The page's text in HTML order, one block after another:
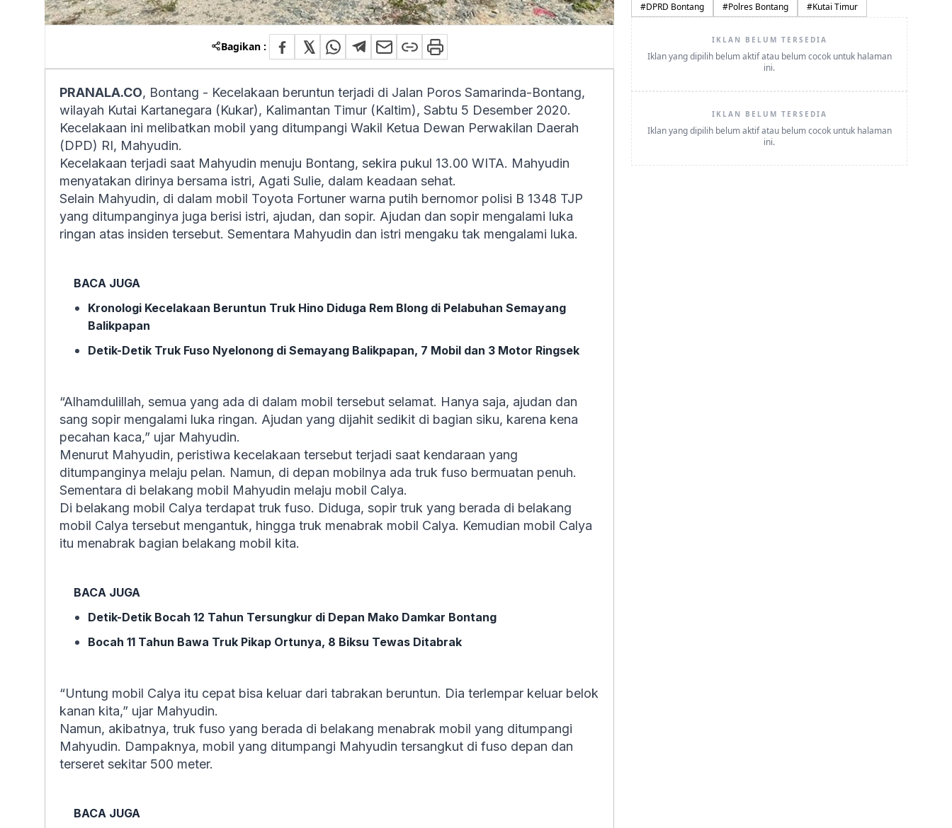
Bagikan :
PRANALA.CO, Bontang - Kecelakaan beruntun terjadi di Jalan Poros Samarinda-Bontang,
wilayah Kutai Kartanegara (Kukar), Kalimantan Timur (Kaltim), Sabtu 5 Desember 2020.
Kecelakaan ini melibatkan mobil yang ditumpangi Wakil Ketua Dewan Perwakilan Daerah
(DPD) RI, Mahyudin.
Kecelakaan terjadi saat Mahyudin menuju Bontang, sekira pukul 13.00 WITA. Mahyudin
menyatakan dirinya bersama istri, Agati Sulie, dalam keadaan sehat.
Selain Mahyudin, di dalam mobil Toyota Fortuner warna putih bernomor polisi B 1348 TJP
yang ditumpanginya juga berisi istri, ajudan, dan sopir. Ajudan dan sopir mengalami luka
ringan atas insiden tersebut. Sementara Mahyudin dan istri mengaku tak mengalami luka.
BACA JUGA
Kronologi Kecelakaan Beruntun Truk Hino Diduga Rem Blong di Pelabuhan Semayang
Balikpapan
Detik-Detik Truk Fuso Nyelonong di Semayang Balikpapan, 7 Mobil dan 3 Motor Ringsek
“Alhamdulillah, semua yang ada di dalam mobil tersebut selamat. Hanya saja, ajudan dan
sang sopir mengalami luka ringan. Ajudan yang dijahit sedikit di bagian siku, karena kena
pecahan kaca,” ujar Mahyudin.
Menurut Mahyudin, peristiwa kecelakaan tersebut terjadi saat kendaraan yang
ditumpanginya melaju pelan. Namun, di depan mobilnya ada truk fuso bermuatan penuh.
Sementara di belakang mobil Mahyudin melaju mobil Calya.
Di belakang mobil Calya terdapat truk fuso. Diduga, sopir truk yang berada di belakang
mobil Calya tersebut mengantuk, hingga truk menabrak mobil Calya. Kemudian mobil Calya
itu menabrak bagian belakang mobil kita.
BACA JUGA
Detik-Detik Bocah 12 Tahun Tersungkur di Depan Mako Damkar Bontang
Bocah 11 Tahun Bawa Truk Pikap Ortunya, 8 Biksu Tewas Ditabrak
“Untung mobil Calya itu cepat bisa keluar dari tabrakan beruntun. Dia terlempar keluar belok
kanan kita,” ujar Mahyudin.
Namun, akibatnya, truk fuso yang berada di belakang menabrak mobil yang ditumpangi
Mahyudin. Dampaknya, mobil yang ditumpangi Mahyudin tersangkut di fuso depan dan
terseret sekitar 500 meter.
BACA JUGA
#DPRD Bontang #Polres Bontang #Kutai Timur
IKLAN BELUM TERSEDIA
Iklan yang dipilih belum aktif atau belum cocok untuk halaman
ini.
IKLAN BELUM TERSEDIA
Iklan yang dipilih belum aktif atau belum cocok untuk halaman
ini.